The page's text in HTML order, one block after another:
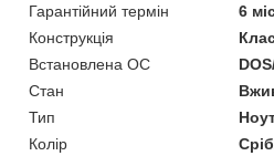
Гарантійний термін
6
Конструкція
Встановлена ОС
Стан
Тип
Колір